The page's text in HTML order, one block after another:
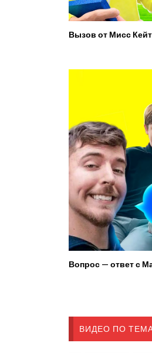
Вызов от Мисс
Вопрос — ответ с
ВИДЕО ПО